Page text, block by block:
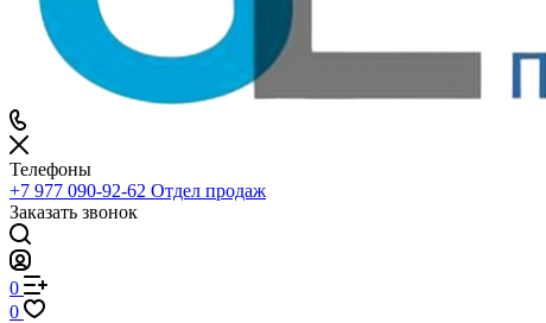
Телефоны
+7 977 090-92-62 Отдел продаж
Заказать звонок
0
0